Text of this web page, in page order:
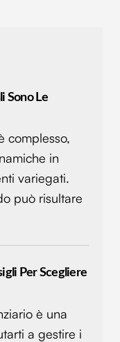
Sono Le
complesso,
in
variegati.
può risultare
Per Scegliere
è una
a gestire i